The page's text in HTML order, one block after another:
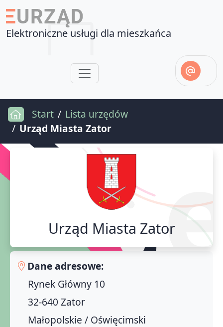
Elektroniczne usługi dla mieszkańca
Start
Lista urzędów
Urząd Miasta Zator
Urząd Miasta Zator
Dane adresowe:
Rynek Główny 10
32-640 Zator
Małopolskie / Oświęcimski